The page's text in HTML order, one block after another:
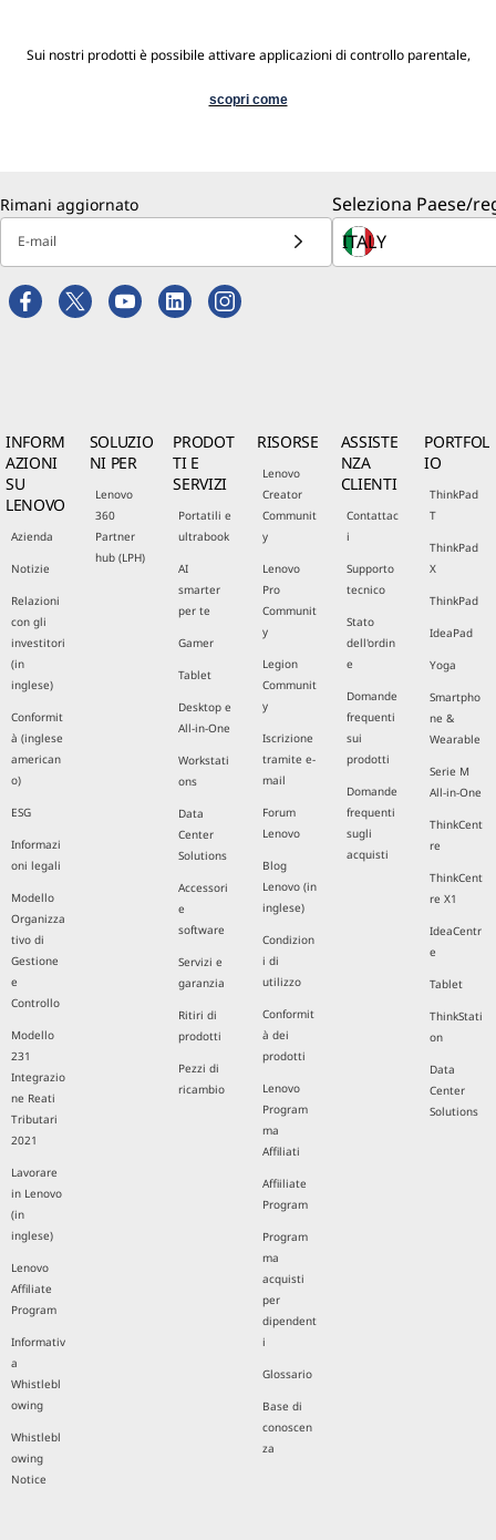
Sui nostri prodotti è possibile attivare applicazioni di controllo parentale,
scopri come
Rimani aggiornato
E-mail
Seleziona Paese/
INFORM
AZIONI
SU
LENOVO
Azienda
Notizie
Relazioni
con gli
investitori
(in
inglese)
Conformit
à (inglese
american
o)
ESG
Informazi
oni legali
Modello
Organizza
tivo di
Gestione
e
Controllo
Modello
231
Integrazio
ne Reati
Tributari
2021
Lavorare
in Lenovo
(in
inglese)
Lenovo
Affiliate
Program
Informativ
a
Whistlebl
owing
Whistlebl
owing
Notice
SOLUZIO
NI PER
Lenovo
360
Partner
hub (LPH)
PRODOT
TI E
SERVIZI
Portatili e
ultrabook
AI
smarter
per te
Gamer
Tablet
Desktop e
All-in-One
Workstati
ons
Data
Center
Solutions
Accessori
e
software
Servizi e
garanzia
Ritiri di
prodotti
Pezzi di
ricambio
RISORSE
Lenovo
Creator
Communit
y
Lenovo
Pro
Communit
y
Legion
Communit
y
Iscrizione
tramite e-
mail
Forum
Lenovo
Blog
Lenovo (in
inglese)
Condizion
i di
utilizzo
Conformit
à dei
prodotti
Lenovo
Program
ma
Affiliati
Affiiliate
Program
Program
ma
acquisti
per
dipendent
i
Glossario
Base di
conoscen
za
ASSISTE
NZA
CLIENTI
Contattac
i
Supporto
tecnico
Stato
dell'ordin
e
Domande
frequenti
sui
prodotti
Domande
frequenti
sugli
acquisti
PORTFOL
IO
ThinkPad
T
ThinkPad
X
ThinkPad
IdeaPad
Yoga
Smartpho
ne &
Wearable
Serie M
All-in-One
ThinkCent
re
ThinkCent
re X1
IdeaCentr
e
Tablet
ThinkStati
on
Data
Center
Solutions